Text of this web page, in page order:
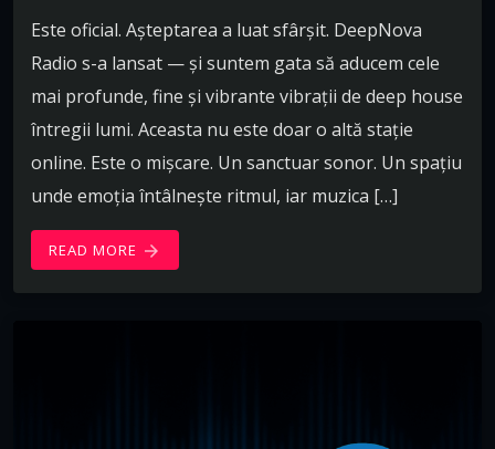
Este oficial. Așteptarea a luat sfârșit. DeepNova
Radio s-a lansat — și suntem gata să aducem cele
mai profunde, fine și vibrante vibrații de deep house
întregii lumi. Aceasta nu este doar o altă stație
online. Este o mișcare. Un sanctuar sonor. Un spațiu
unde emoția întâlnește ritmul, iar muzica […]
READ MORE arrow_forward